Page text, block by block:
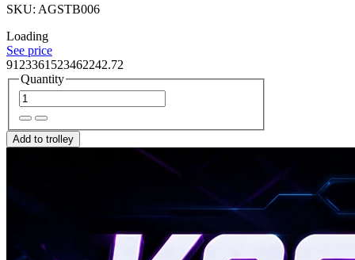
SKU: AGSTB006
Loading
See price
9123361523462242.72
Quantity
Add to trolley